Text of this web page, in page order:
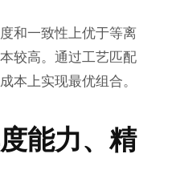
和一致性上优于等离
较高。通过工艺匹配
本上实现最优组合。
能力、精